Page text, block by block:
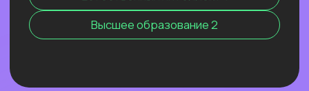
Нейросети для разработки и IT
Нейросети для профессий вне IT